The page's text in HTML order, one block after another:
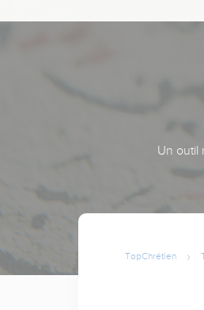
Un outil
TopChrétien